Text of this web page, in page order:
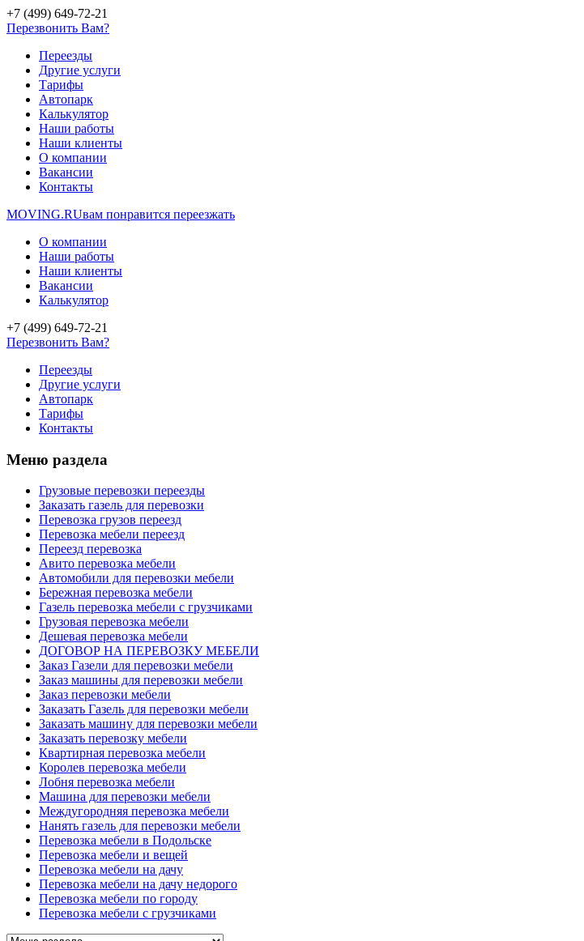
+7 (499) 649-72-21
Перезвонить Вам?
Переезды
Другие услуги
Тарифы
Автопарк
Калькулятор
Наши работы
Наши клиенты
О компании
Вакансии
Контакты
MOVING.RUвам понравится переезжать
О компании
Наши работы
Наши клиенты
Вакансии
Калькулятор
+7 (499) 649-72-21
Перезвонить Вам?
Переезды
Другие услуги
Автопарк
Тарифы
Контакты
Меню раздела
Грузовые перевозки переезды
Заказать газель для перевозки
Перевозка грузов переезд
Перевозка мебели переезд
Переезд перевозка
Авито перевозка мебели
Автомобили для перевозки мебели
Бережная перевозка мебели
Газель перевозка мебели с грузчиками
Грузовая перевозка мебели
Дешевая перевозка мебели
ДОГОВОР НА ПЕРЕВОЗКУ МЕБЕЛИ
Заказ Газели для перевозки мебели
Заказ машины для перевозки мебели
Заказ перевозки мебели
Заказать Газель для перевозки мебели
Заказать машину для перевозки мебели
Заказать перевозку мебели
Квартирная перевозка мебели
Королев перевозка мебели
Лобня перевозка мебели
Машина для перевозки мебели
Междугородняя перевозка мебели
Нанять газель для перевозки мебели
Перевозка мебели в Подольске
Перевозка мебели и вещей
Перевозка мебели на дачу
Перевозка мебели на дачу недорого
Перевозка мебели по городу
Перевозка мебели с грузчиками